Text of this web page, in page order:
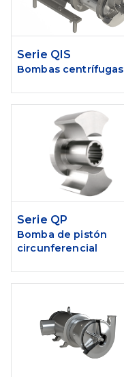
Serie QIS
Bombas centrífugas
Serie QP
Bomba de pistón
circunferencial